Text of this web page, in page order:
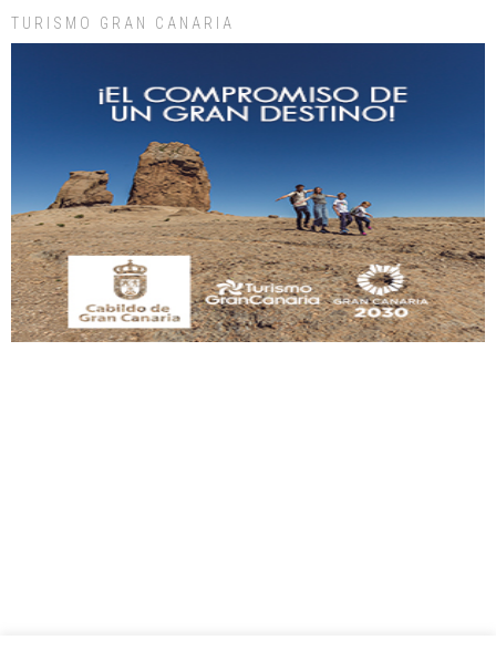
Gato manso encontrado
Este gato macho ha aparecido en la calle hace menos de un mes, es muy
manso y extremadamente cari...
Leales.org » Gran Canaria | 9.7.2025
TURISMO GRAN CANARIA